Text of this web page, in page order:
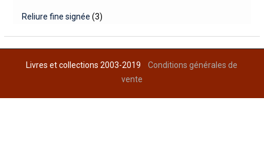
Reliure fine signée (3)
Livres et collections 2003-2019Conditions générales de
vente